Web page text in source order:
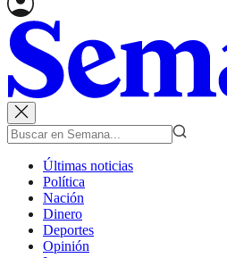
Últimas noticias
Política
Nación
Dinero
Deportes
Opinión